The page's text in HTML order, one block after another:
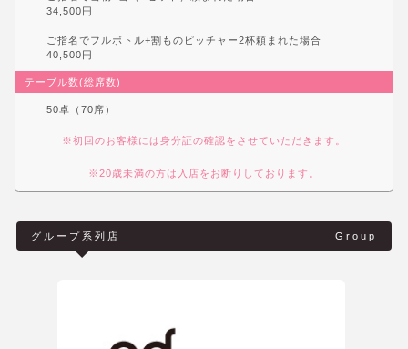
34,500円
ご指名でフルボトル+割ものピッチャー2杯頼まれた場合
40,500円
テーブル数(総席数)
50卓（70席）
※初回のお客様には身分証の確認をさせていただきます。
※20歳未満の方は入店をお断りしております。
Group
グループ系列店